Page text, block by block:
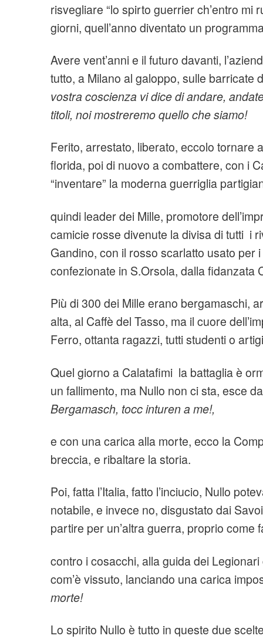
risvegliare “lo spirto guerrier ch’entro mi
giorni, quell’anno diventato un
Avere vent’anni e il futuro davanti,
tutto, a Milano al galoppo, sulle barricate
vostra coscienza vi dice di andare,
titoli, noi mostreremo quello che siamo!
Ferito, arrestato, liberato, eccolo tornare
florida, poi di nuovo a combattere, con i
“inventare” la moderna guerriglia
quindi leader dei Mille, promotore
camicie rosse divenute la divisa di tutti i
Gandino, con il rosso scarlatto usato per
confezionate in S.Orsola, dalla fidanzata
Più di 300 dei Mille erano bergamaschi,
alta, al Caffè del Tasso, ma il cuore
Ferro, ottanta ragazzi, tutti studenti o
Quel giorno a Calatafimi la battaglia è
un fallimento, ma Nullo non ci sta, esce
Bergamasch, tocc inturen a me!,
e con una carica alla morte, ecco la
breccia, e ribaltare la storia.
Poi, fatta l’Italia, fatto l’inciucio, Nullo
notabile, e invece no, disgustato dai
partire per un’altra guerra, proprio come
contro i cosacchi, alla guida dei
com’è vissuto, lanciando una carica
morte!
Lo spirito Nullo è tutto in queste due